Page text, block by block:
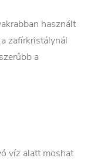
használt
zafírkristálynál
a
víz alatt moshat